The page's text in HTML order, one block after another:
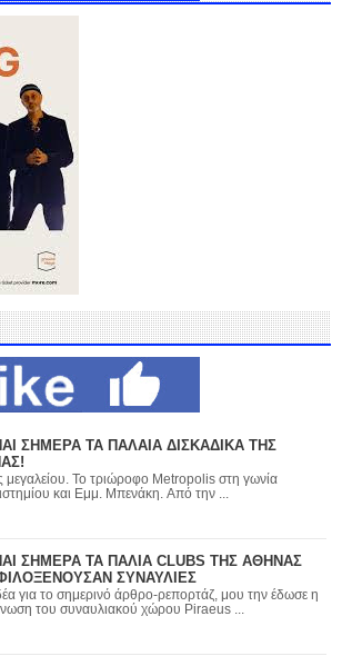
ΣΗΜΕΡΑ ΤΑ ΠΑΛΑΙΑ ΔΙΣΚΑΔΙΚΑ ΤΗΣ
μεγαλείου. Το τριώροφο Metropolis στη γωνία
Πανεπιστημίου και Εμμ. Μπενάκη. Από την ...
ΣΗΜΕΡΑ ΤΑ ΠΑΛΙΑ CLUBS ΤΗΣ ΑΘΗΝΑΣ
ΣΥΝΑΥΛΙΕΣ
για το σημερινό άρθρο-ρεπορτάζ, μου την έδωσε η
του συναυλιακού χώρου Piraeus ...